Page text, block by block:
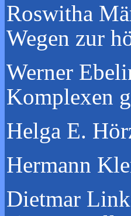
Roswitha
Wegen zur
Werner
Komplexen
Helga E.
Hermann
Dietmar